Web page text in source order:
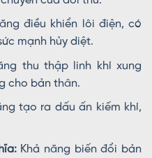
điều khiển lôi điện, có
mạnh hủy diệt.
thu thập linh khí xung
cho bản thân.
tạo ra dấu ấn kiếm khí,
Khả năng biến đổi bản